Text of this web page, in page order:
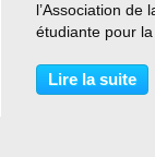
l’Association de
étudiante pour
bénévoles dans
d’enfants en
Lire la suite